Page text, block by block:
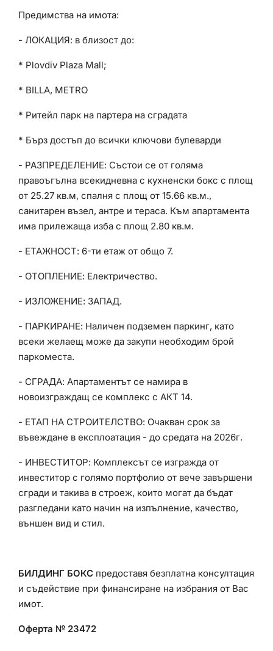
Предимства на имота:
- ЛОКАЦИЯ: в близост до:
* Plovdiv Plaza Mall;
* BILLA, METRO
* Ритейл парк на партера на сградата
* Бърз достъп до всички ключови булеварди
- РАЗПРЕДЕЛЕНИЕ: Състои се от голяма
правоъгълна всекидневна с кухненски бокс с площ
от 25.27 кв.м, спалня с площ от 15.66 кв.м.,
санитарен възел, антре и тераса. Към апартамента
има прилежаща изба с площ 2.80 кв.м.
- ЕТАЖНОСТ: 6-ти етаж от общо 7.
- ОТОПЛЕНИЕ: Електричество.
- ИЗЛОЖЕНИЕ: ЗАПАД.
- ПАРКИРАНЕ: Наличен подземен паркинг, като
всеки желаещ може да закупи необходим брой
паркоместа.
- СГРАДА: Апартаментът се намира в
новоизграждащ се комплекс с АКТ 14.
- ЕТАП НА СТРОИТЕЛСТВО: Очакван срок за
въвеждане в експлоатация - до средата на 2026г.
- ИНВЕСТИТОР: Комплексът се изгражда от
инвеститор с голямо портфолио от вече завършени
сгради и такива в строеж, които могат да бъдат
разгледани като начин на изпълнение, качество,
външен вид и стил.
БИЛДИНГ БОКС предоставя безплатна консултация
и съдействие при финансиране на избрания от Вас
имот.
Оферта № 23472